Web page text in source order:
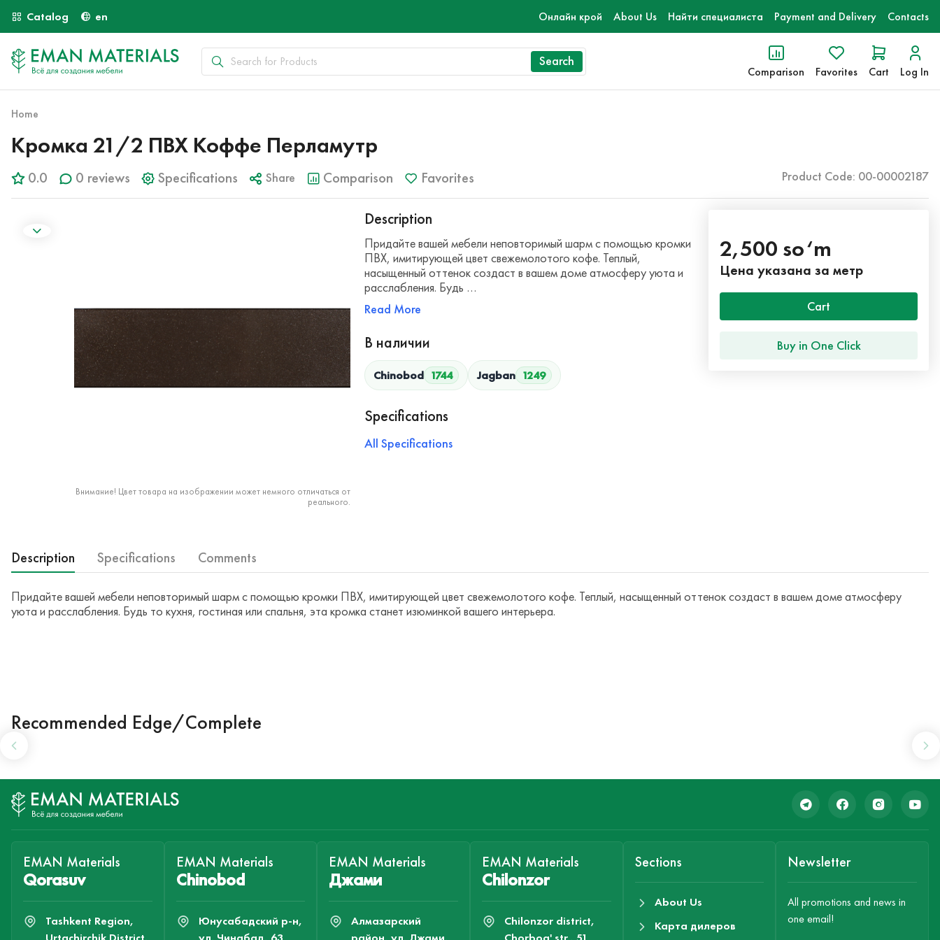
Catalog en Онлайн крой About Us Найти специалиста Payment and Delivery Contacts
Search
Comparison Favorites Cart Log In
Home
Кромка 21/2 ПВХ Коффе Перламутр
0.0 0 reviews Specifications Share Comparison Favorites Product Code: 00-00002187
Внимание! Цвет товара на изображении может немного отличаться от
реального.
Description
Придайте вашей мебели неповторимый шарм с помощью кромки
ПВХ, имитирующей цвет свежемолотого кофе. Теплый,
насыщенный оттенок создаст в вашем доме атмосферу уюта и
расслабления. Будь …
Read More
В наличии
Chinobod 1744 Jagban 1249
Specifications
All Specifications
2,500 so‘m
Цена указана за метр
Cart
Buy in One Click
Description Specifications Comments
Придайте вашей мебели неповторимый шарм с помощью кромки ПВХ, имитирующей цвет свежемолотого кофе. Теплый, насыщенный оттенок создаст в вашем доме атмосферу
уюта и расслабления. Будь то кухня, гостиная или спальня, эта кромка станет изюминкой вашего интерьера.
Recommended Edge/Complete
EMAN Materials
Qorasuv
Tashkent Region,
EMAN Materials
Chinobod
Юнусабадский р-н,
EMAN Materials
Джами
Алмазарский
EMAN Materials
Chilonzor
Chilonzor district,
Sections
About Us
Карта дилеров
Newsletter
All promotions and news in
one email!